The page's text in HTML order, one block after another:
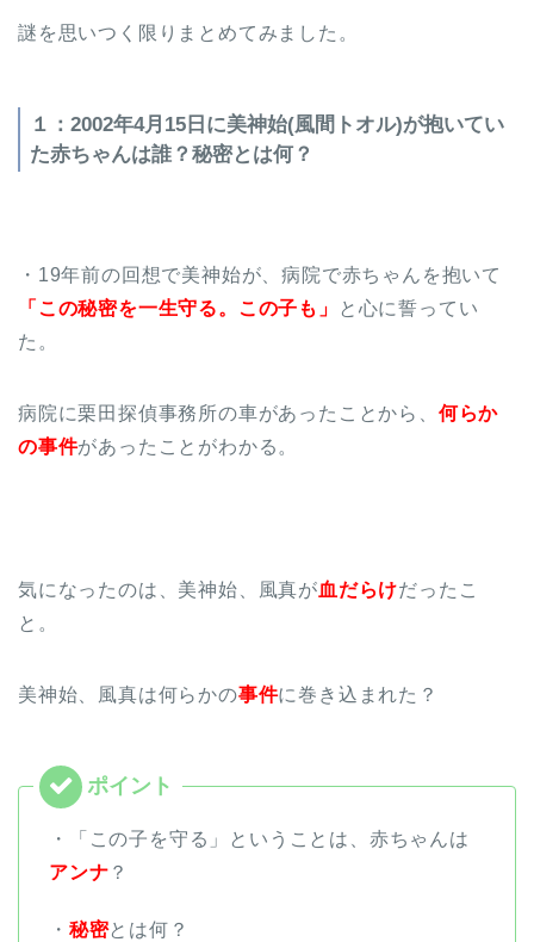
謎を思いつく限りまとめてみました。
１：2002年4月15日に美神始(風間トオル)が抱いてい
た赤ちゃんは誰？秘密とは何？
・19年前の回想で美神始が、病院で赤ちゃんを抱いて
「この秘密を一生守る。この子も」
と心に誓ってい
た。
病院に栗田探偵事務所の車があったことから、 何らか
の事件があったことがわかる。
気になったのは、美神始、風真が血だらけだったこ
と。
美神始、風真は何らかの事件に巻き込まれた？
・「この子を守る」ということは、赤ちゃんは
アンナ ？
・ 秘密とは何？